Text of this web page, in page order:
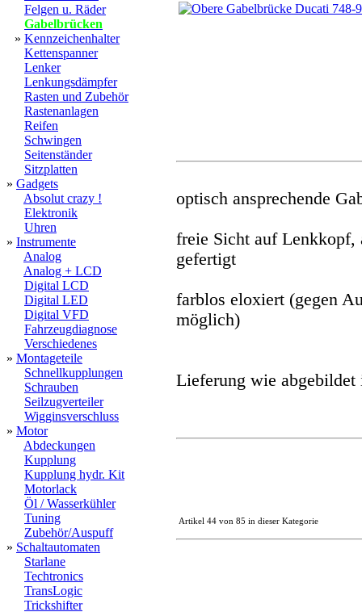
Felgen u. Räder
Gabelbrücken
» Kennzeichenhalter
Kettenspanner
Lenker
Lenkungsdämpfer
Rasten und Zubehör
Rastenanlagen
Reifen
Schwingen
Seitenständer
Sitzplatten
» Gadgets
Absolut crazy !
Elektronik
Uhren
» Instrumente
Analog
Analog + LCD
Digital LCD
Digital LED
Digital VFD
Fahrzeugdiagnose
Verschiedenes
» Montageteile
Schnellkupplungen
Schrauben
Seilzugverteiler
Wigginsverschluss
» Motor
Abdeckungen
Kupplung
Kupplung hydr. Kit
Motorlack
Öl / Wasserkühler
Tuning
Zubehör/Auspuff
» Schaltautomaten
Starlane
Techtronics
TransLogic
Trickshifter
optisch ansprechende
freie Sicht auf Lenkkopf,
gefertigt
farblos eloxiert (gegen
möglich)
Lieferung wie
Artikel 44 von 85 in dieser Kategorie